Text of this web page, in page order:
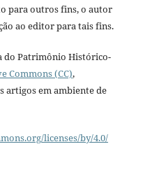
para outros fins, o autor
ao editor para tais fins.
do Patrimônio Histórico-
Commons (CC),
artigos em ambiente de
licenses/by/4.0/